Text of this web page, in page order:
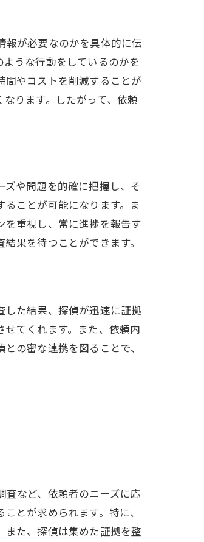
報が必要なのかを具体的に伝
うな行動をしているのかを
やコストを削減することが
ります。したがって、依頼
や問題を的確に把握し、そ
ことが可能になります。ま
を重視し、常に進捗を報告す
果を待つことができます。
した結果、探偵が迅速に証拠
てくれます。また、依頼内
の密な連携を図ることで、
など、依頼者のニーズに応
とが求められます。特に、
また、探偵は集めた証拠を整